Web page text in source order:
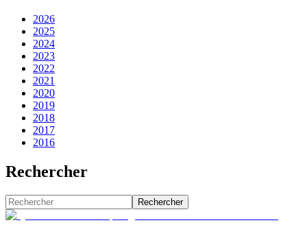
2026
2025
2024
2023
2022
2021
2020
2019
2018
2017
2016
Rechercher
Rechercher